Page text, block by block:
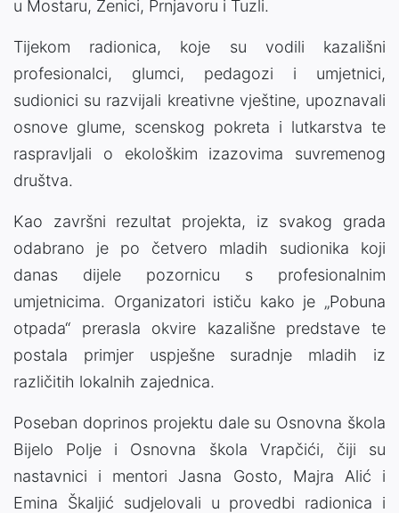
u Mostaru, Zenici, Prnjavoru i Tuzli.
Tijekom radionica, koje su vodili kazališni
profesionalci, glumci, pedagozi i umjetnici,
sudionici su razvijali kreativne vještine, upoznavali
osnove glume, scenskog pokreta i lutkarstva te
raspravljali o ekološkim izazovima suvremenog
društva.
Kao završni rezultat projekta, iz svakog grada
odabrano je po četvero mladih sudionika koji
danas dijele pozornicu s profesionalnim
umjetnicima. Organizatori ističu kako je „Pobuna
otpada“ prerasla okvire kazališne predstave te
postala primjer uspješne suradnje mladih iz
različitih lokalnih zajednica.
Poseban doprinos projektu dale su Osnovna škola
Bijelo Polje i Osnovna škola Vrapčići, čiji su
nastavnici i mentori Jasna Gosto, Majra Alić i
Emina Škaljić sudjelovali u provedbi radionica i